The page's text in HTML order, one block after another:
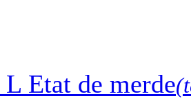
L Etat de merde